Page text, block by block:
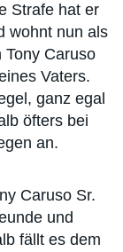
Strafe hat er
wohnt nun als
Tony Caruso
Vaters.
ganz egal
öfters bei
an.
Caruso Sr.
und
fällt es dem